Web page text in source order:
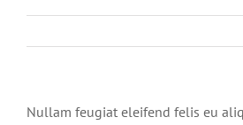
Nullam feugiat eleifend felis eu